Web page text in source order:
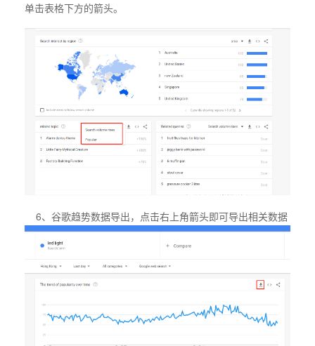
单击表格下方的箭头。
6、谷歌趋势数据导出，点击右上角箭头即可导出相关数据